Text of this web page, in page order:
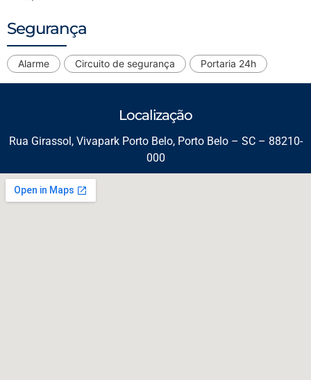
Segurança
Alarme Circuito de segurança Portaria 24h
Localização
Rua Girassol, Vivapark Porto Belo, Porto Belo – SC – 88210-
000